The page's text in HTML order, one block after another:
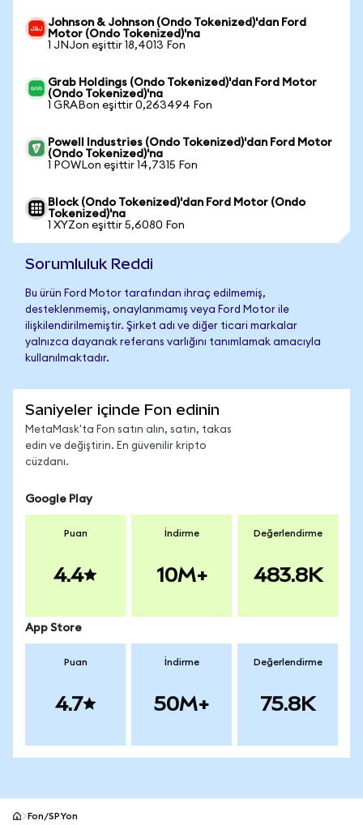
Johnson & Johnson (Ondo Tokenized)'dan Ford
Motor (Ondo Tokenized)'na
1 JNJon eşittir 18,4013 Fon
Grab Holdings (Ondo Tokenized)'dan Ford Motor
(Ondo Tokenized)'na
1 GRABon eşittir 0,263494 Fon
Powell Industries (Ondo Tokenized)'dan Ford Motor
(Ondo Tokenized)'na
1 POWLon eşittir 14,7315 Fon
Block (Ondo Tokenized)'dan Ford Motor (Ondo
Tokenized)'na
1 XYZon eşittir 5,6080 Fon
Sorumluluk Reddi
Bu ürün Ford Motor tarafından ihraç edilmemiş,
desteklenmemiş, onaylanmamış veya Ford Motor ile
ilişkilendirilmemiştir. Şirket adı ve diğer ticari markalar
yalnızca dayanak referans varlığını tanımlamak amacıyla
kullanılmaktadır.
Saniyeler içinde Fon edinin
MetaMask'ta Fon satın alın, satın, takas
edin ve değiştirin. En güvenilir kripto
cüzdanı.
Google Play
Puan
4.4
İndirme
10M+
Değerlendirme
483.8K
App Store
Puan
4.7
İndirme
50M+
Değerlendirme
75.8K
Fon/SPYon